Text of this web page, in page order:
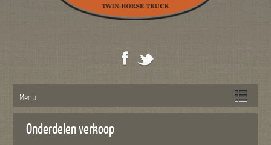
Menu
Onderdelen verkoop